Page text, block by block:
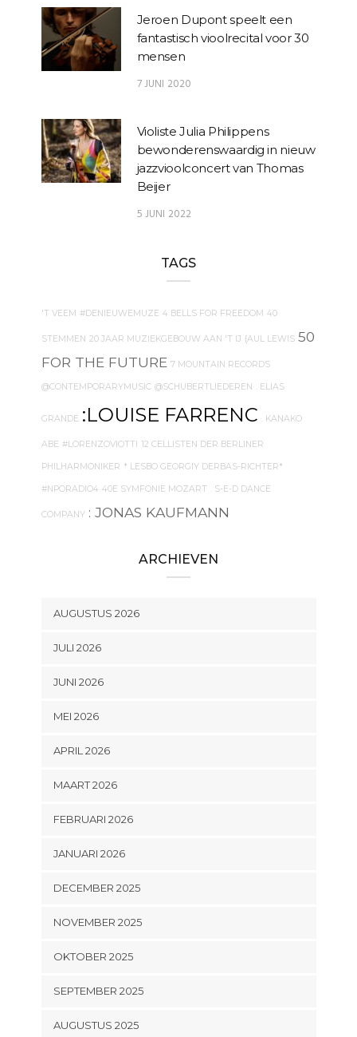
Jeroen Dupont speelt een
fantastisch vioolrecital voor 30
mensen
7 JUNI 2020
Violiste Julia Philippens
bewonderenswaardig in nieuw
jazzvioolconcert van Thomas
Beijer
5 JUNI 2022
TAGS
'T VEEM #DENIEUWEMUZE 4 BELLS FOR FREEDOM 40
STEMMEN 20 JAAR MUZIEKGEBOUW AAN 'T IJ {AUL LEWIS 50
FOR THE FUTURE 7 MOUNTAIN RECORDS
@CONTEMPORARYMUSIC @SCHUBERTLIEDEREN . ELIAS
GRANDE :LOUISE FARRENC . KANAKO
ABE #LORENZOVIOTTI 12 CELLISTEN DER BERLINER
PHILHARMONIKER * LESBO GEORGIY DERBAS-RICHTER*
#NPORADIO4 40E SYMFONIE MOZART . S-E-D DANCE
COMPANY : JONAS KAUFMANN
ARCHIEVEN
AUGUSTUS 2026
JULI 2026
JUNI 2026
MEI 2026
APRIL 2026
MAART 2026
FEBRUARI 2026
JANUARI 2026
DECEMBER 2025
NOVEMBER 2025
OKTOBER 2025
SEPTEMBER 2025
AUGUSTUS 2025